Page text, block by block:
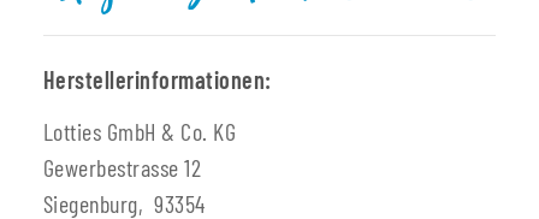
Herstellerinformationen:
Lotties GmbH & Co. KG
Gewerbestrasse 12
Siegenburg, 93354